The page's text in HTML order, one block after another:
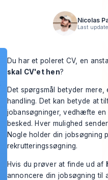
Nicolas
Last
Du har et poleret CV, en
skal CV'et hen?
Det spørgsmål betyder
handling. Det kan betyde at
jobansøgninger, vedhæfte en
besked. Hver mulighed
Nogle holder din jobsøgning
rekrutteringssøgning.
Hvis du prøver at finde ud af
annoncere din jobsøgning til